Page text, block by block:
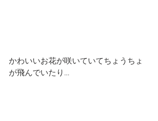
かわいいお花が咲いていてちょうちょ
が飛んでいたり…